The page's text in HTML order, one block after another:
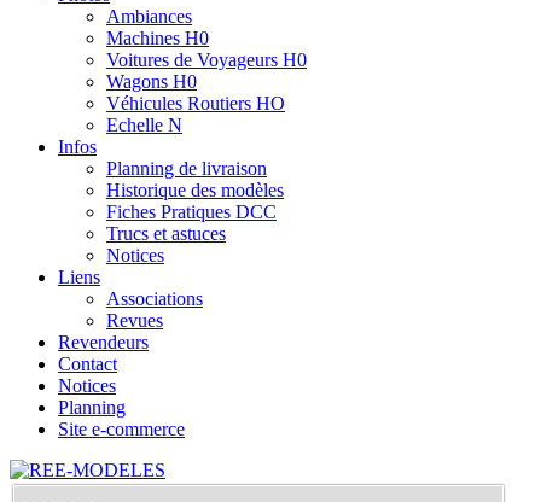
Ambiances
Machines H0
Voitures de Voyageurs H0
Wagons H0
Véhicules Routiers HO
Echelle N
Infos
Planning de livraison
Historique des modèles
Fiches Pratiques DCC
Trucs et astuces
Notices
Liens
Associations
Revues
Revendeurs
Contact
Notices
Planning
Site e-commerce